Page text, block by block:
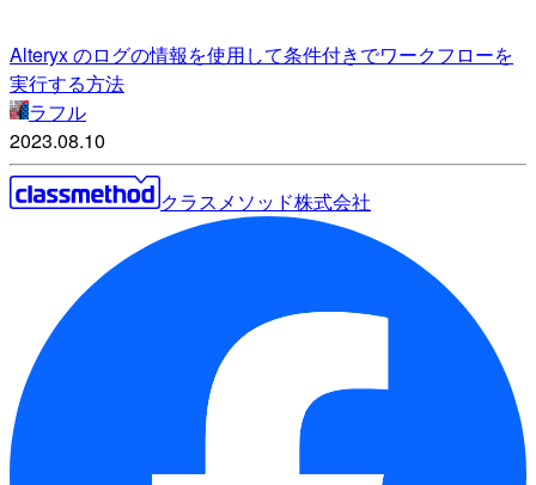
Alteryx のログの情報を使用して条件付きでワークフローを
実行する方法
ラフル
2023.08.10
クラスメソッド株式会社